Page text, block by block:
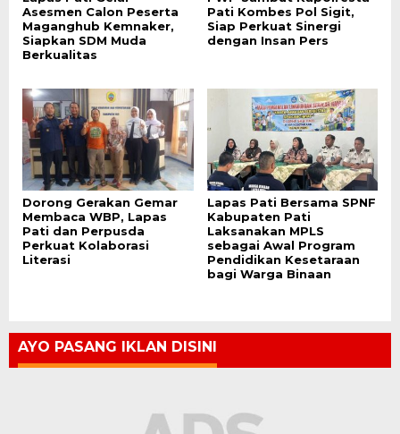
Asesmen Calon Peserta
Maganghub Kemnaker,
Siapkan SDM Muda
Berkualitas
Pati Kombes Pol Sigit,
Siap Perkuat Sinergi
dengan Insan Pers
Dorong Gerakan Gemar
Membaca WBP, Lapas
Pati dan Perpusda
Perkuat Kolaborasi
Literasi
Lapas Pati Bersama SPNF
Kabupaten Pati
Laksanakan MPLS
sebagai Awal Program
Pendidikan Kesetaraan
bagi Warga Binaan
AYO PASANG IKLAN DISINI